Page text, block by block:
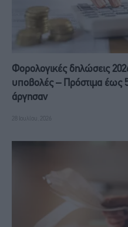
Φορολογικές δηλώσεις
υποβολές – Πρόστιμα έως
άργησαν
28 Ιουλίου, 2026